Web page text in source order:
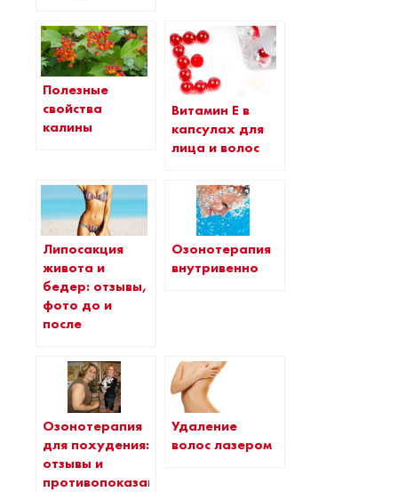
Полезные
свойства
калины
Витамин Е в
капсулах для
лица и волос
Липосакция
живота и
бедер: отзывы,
фото до и
после
Озонотерапия
внутривенно
Озонотерапия
для похудения:
отзывы и
противопоказания
Удаление
волос лазером